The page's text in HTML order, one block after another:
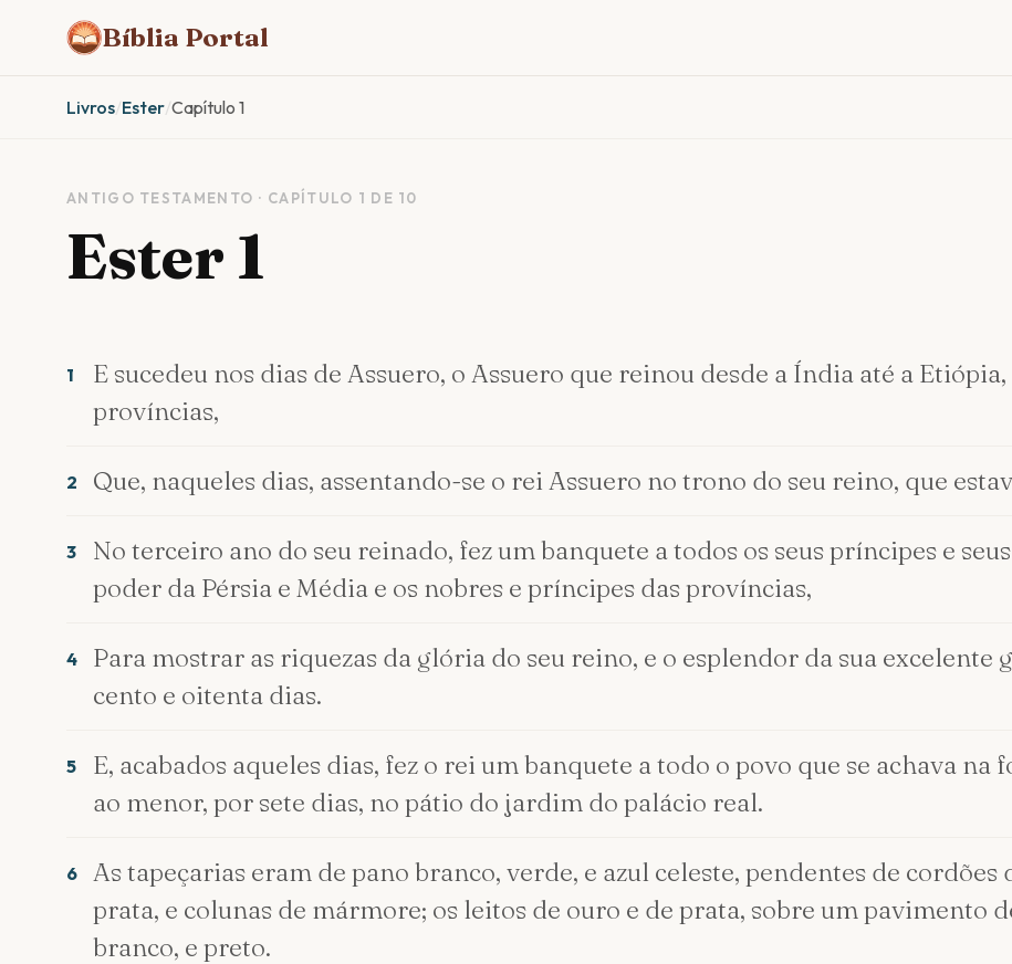
Bíblia Portal
Livros/Ester/Capítulo 1
ANTIGO TESTAMENTO · CAPÍTULO 1 DE 10
Ester 1
1
E sucedeu nos dias de Assuero, o Assuero que reinou desde a Índia até a
províncias,
2 Que, naqueles dias, assentando-se o rei Assuero no trono do seu reino, que
3
No terceiro ano do seu reinado, fez um banquete a todos os seus príncipes e
poder da Pérsia e Média e os nobres e príncipes das províncias,
4
Para mostrar as riquezas da glória do seu reino, e o esplendor da sua excelente
cento e oitenta dias.
5
E, acabados aqueles dias, fez o rei um banquete a todo o povo que se achava na
ao menor, por sete dias, no pátio do jardim do palácio real.
6
As tapeçarias eram de pano branco, verde, e azul celeste, pendentes de
prata, e colunas de mármore; os leitos de ouro e de prata, sobre um pavimento
branco, e preto.